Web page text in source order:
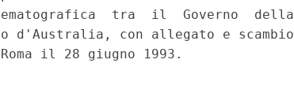
tra  il  Governo  della
d'Australia, con allegato e scambio